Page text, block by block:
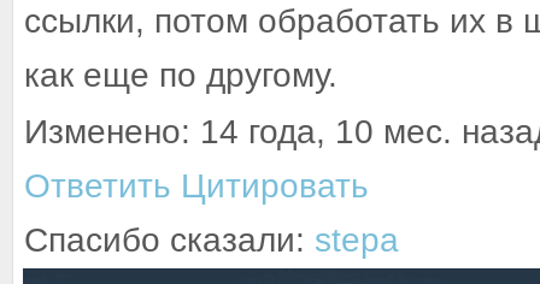
ссылки, потом обработать их в
как еще по другому.
Изменено: 14 года, 10 мес.
Ответить Цитировать
Спасибо сказали: stepa